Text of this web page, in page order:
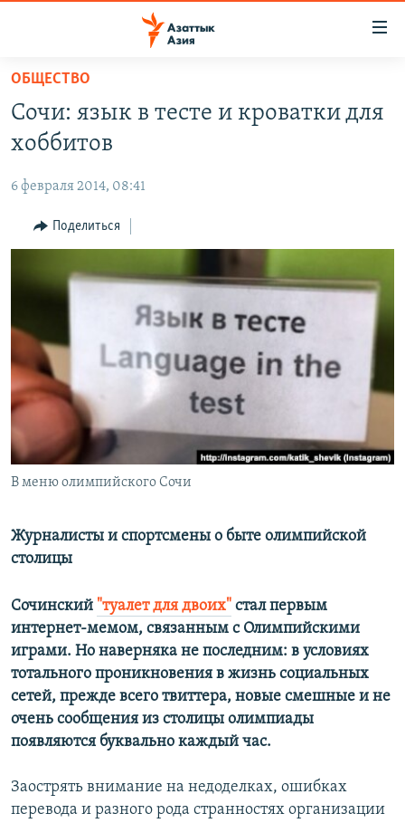
Вернуться
основному
содержанию
навигации
Вернутся
КАЗАХСТАН
УЗБЕКИСТАН
ТАДЖИКИСТАН
НОВОСТИ
НА ДРУГИХ ЯЗЫКАХ
ҚАЗАҚША
ЎЗБЕКЧА
TÜRKMENÇE
Все сайты РСЕ/РС
ОБЩЕСТВО
Сочи: язык в тесте и кроватки для
хоббитов
6 февраля 2014, 08:41
Поделиться
В меню олимпийского Сочи
Журналисты и спортсмены о быте олимпийской
столицы
Сочинский "туалет для двоих" стал первым
интернет-мемом, связанным с Олимпийскими
играми. Но наверняка не последним: в условиях
тотального проникновения в жизнь социальных
сетей, прежде всего твиттера, новые смешные и не
очень сообщения из столицы олимпиады
появляются буквально каждый час.
Заострять внимание на недоделках, ошибках
перевода и разного рода странностях организации